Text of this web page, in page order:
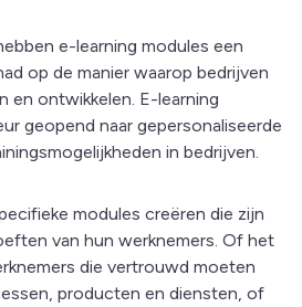
e-learning modules een
op de manier waarop bedrijven
en ontwikkelen. E-learning
geopend naar gepersonaliseerde
in bedrijven.
modules creëren die zijn
van hun werknemers. Of het
die vertrouwd moeten
producten en diensten, of